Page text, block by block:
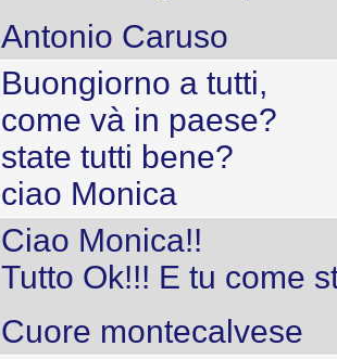
Antonio Caruso
Buongiorno a tutti,
come và in paese?
state tutti bene?
ciao Monica
Ciao Monica!!
Tutto Ok!!! E tu come
Cuore montecalvese